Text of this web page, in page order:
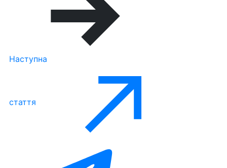
Наступна
стаття